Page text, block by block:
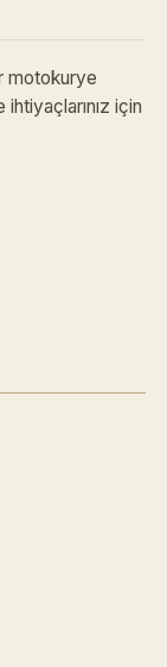
motokurye
için